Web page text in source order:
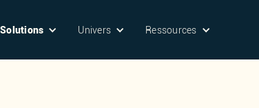
Solutions Univers Ressources